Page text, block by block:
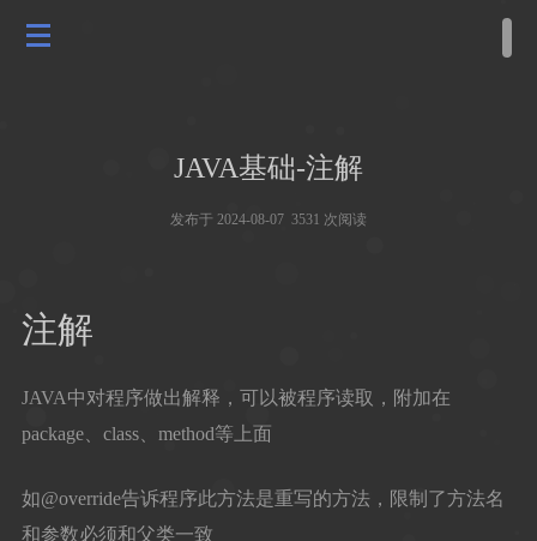
JAVA基础-注解
发布于 2024-08-07 3531 次阅读
注解
JAVA中对程序做出解释，可以被程序读取，附加在
package、class、method等上面
如@override告诉程序此方法是重写的方法，限制了方法名
和参数必须和父类一致